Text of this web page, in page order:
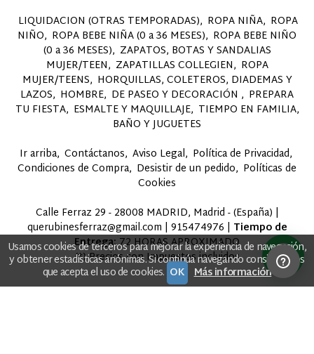
LIQUIDACION (OTRAS TEMPORADAS) ROPA NIÑA ROPA
NIÑO ROPA BEBE NIÑA (0 a 36 MESES) ROPA BEBE NIÑO
(0 a 36 MESES) ZAPATOS, BOTAS Y SANDALIAS
MUJER/TEEN ZAPATILLAS COLLEGIEN ROPA
MUJER/TEENS HORQUILLAS, COLETEROS, DIADEMAS Y
LAZOS HOMBRE DE PASEO Y DECORACIÓN
PREPARA
TU FIESTA ESMALTE Y MAQUILLAJE TIEMPO EN FAMILIA,
BAÑO Y JUGUETES
Ir arriba Contáctanos Aviso Legal Política de Privacidad
Condiciones de Compra Desistir de un pedido Políticas de
Cookies
Calle Ferraz 29 - 28008 MADRID, Madrid - (España) |
querubinesferraz@gmail.com | 915474976 | Tiempo de
Entrega:72 HORAS APROXIMADO
(*) Precios con Impuestos incluidos
Usamos cookies de terceros para mejorar la experiencia de navegación,
y obtener estadísticas anónimas. Si continúa navegando consideramos
que acepta el uso de cookies. OK Más información